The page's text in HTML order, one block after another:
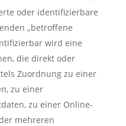
oder identifizierbare
„betroffene
wird eine
die direkt oder
Zuordnung zu einer
zu einer
zu einer Online-
mehreren